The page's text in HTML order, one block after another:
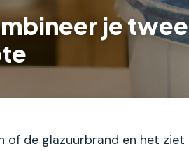
je twee
of de glazuurbrand en het ziet